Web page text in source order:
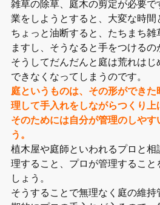
雑草の除草、庭木の剪定が必要
業をしようとすると、大変な時間
ちょっと油断すると、たちまち
ますし、そうなると手をつけるの
そうしてだんだんと庭は荒れは
できなくなってしまうのです。
庭というものは、その形ができ
理して手入れをしながらつくり上
そのためには自分が管理のしやす
う。
植木屋や庭師といわれるプロと
理すること、プロが管理すること
しょう。
そうすることで無理なく庭の維